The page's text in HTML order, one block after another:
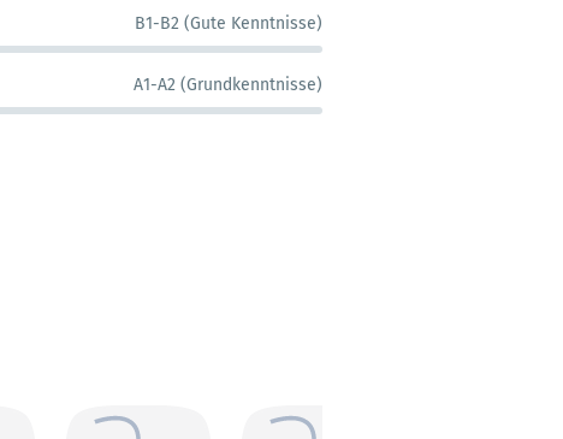
B1-B2 (Gute Kenntnisse)
A1-A2 (Grundkenntnisse)